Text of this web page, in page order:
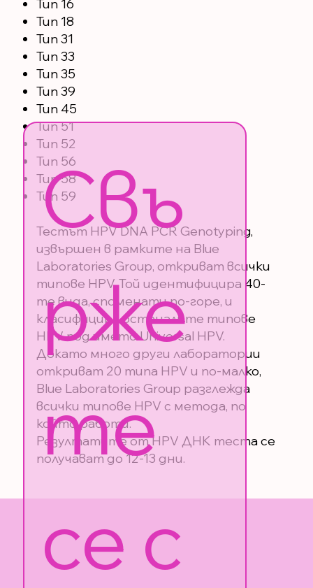
Тип 16
Тип 18
Тип 31
Тип 33
Тип 35
Тип 39
Тип 45
Тип 51
Тип 52
Тип 56
Тип 58
Тип 59
Тестът HPV DNA PCR Genotyping,
извършен в рамките на Blue
Laboratories Group, откриват всички
типове HPV. Той идентифицира 40-
те вида, споменати по-горе, и
класифицира останалите типове
HPV под името Universal HPV.
Докато много други лаборатории
откриват 20 типа HPV и по-малко,
Blue Laboratories Group разглежда
всички типове HPV с метода, по
който работи.
Резултатите от HPV ДНК теста се
получават до 12-13 дни.
Свъ
рже
те
се с